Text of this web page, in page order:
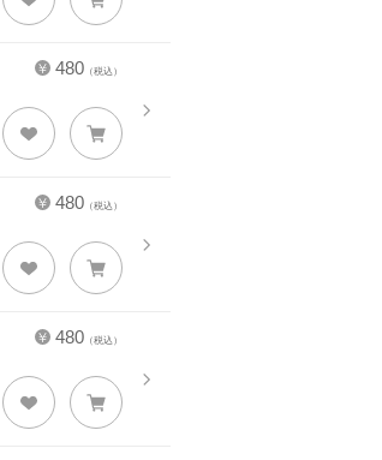
480 （税込）
480 （税込）
480 （税込）